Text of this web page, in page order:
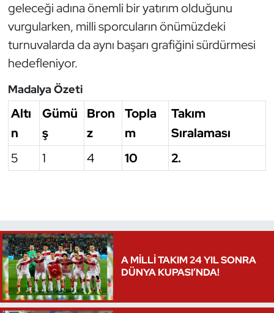
geleceği adına önemli bir yatırım olduğunu
vurgularken, milli sporcuların önümüzdeki
turnuvalarda da aynı başarı grafiğini sürdürmesi
hedefleniyor.
Madalya Özeti
Altı
n
Gümü
ş
Bron
z
Topla
m
Takım
Sıralaması
5
1 4 10 2.
A MİLLİ TAKIM 24 YIL SONRA
DÜNYA KUPASI’NDA!